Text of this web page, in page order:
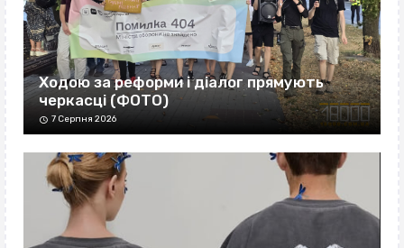
Ходою за реформи і діалог прямують
черкасці (ФОТО)
7 Серпня 2026